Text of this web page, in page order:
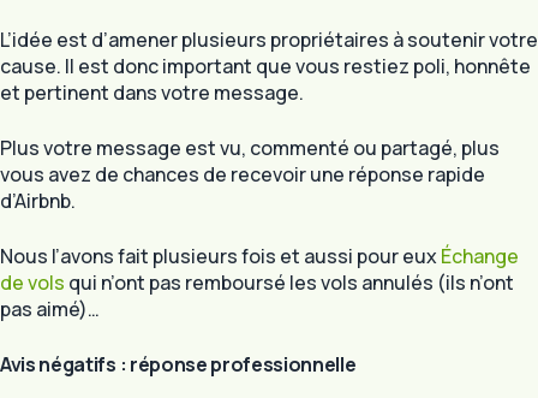
L’idée est d’amener plusieurs propriétaires à soutenir votre
cause. Il est donc important que vous restiez poli, honnête
et pertinent dans votre message.
Plus votre message est vu, commenté ou partagé, plus
vous avez de chances de recevoir une réponse rapide
d’Airbnb.
Nous l’avons fait plusieurs fois et aussi pour euxÉchange
de vols qui n’ont pas remboursé les vols annulés (ils n’ont
pas aimé)…
Avis négatifs : réponse professionnelle